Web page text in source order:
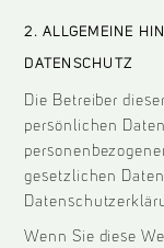
2. ALLGEMEINE
DATENSCHUTZ
Die Betreiber
persönlichen
gesetzlichen
Wenn Sie diese